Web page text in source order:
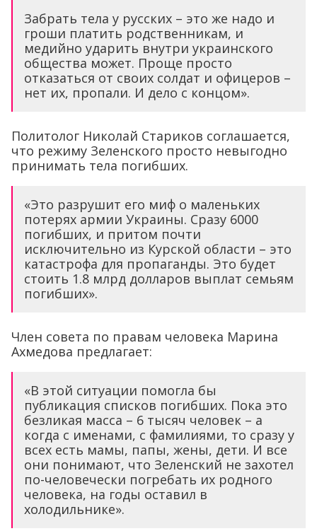
Забрать тела у русских – это же надо и
гроши платить родственникам, и
медийно ударить внутри украинского
общества может. Проще просто
отказаться от своих солдат и офицеров –
нет их, пропали. И дело с концом».
Политолог Николай Стариков соглашается,
что режиму Зеленского просто невыгодно
принимать тела погибших.
«Это разрушит его миф о маленьких
потерях армии Украины. Сразу 6000
погибших, и притом почти
исключительно из Курской области – это
катастрофа для пропаганды. Это будет
стоить 1.8 млрд долларов выплат семьям
погибших».
Член совета по правам человека Марина
Ахмедова предлагает:
«В этой ситуации помогла бы
публикация списков погибших. Пока это
безликая масса – 6 тысяч человек – а
когда с именами, с фамилиями, то сразу у
всех есть мамы, папы, жены, дети. И все
они понимают, что Зеленский не захотел
по-человечески погребать их родного
человека, на годы оставил в
холодильнике».